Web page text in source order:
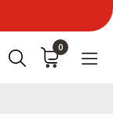
0